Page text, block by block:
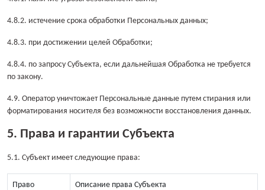
4.8.2. истечение срока обработки Персональных данных;
4.8.3. при достижении целей Обработки;
4.8.4. по запросу Субъекта, если дальнейшая Обработка не требуется
по закону.
4.9. Оператор уничтожает Персональные данные путем стирания или
форматирования носителя без возможности восстановления данных.
5. Права и гарантии Субъекта
5.1. Субъект имеет следующие права:
Право
Описание права Субъекта